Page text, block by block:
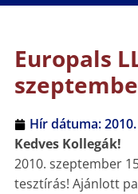
Europals
Hír dátuma:
Kedves Kollegák!
2010. szeptember
tesztírás! Ajánlott